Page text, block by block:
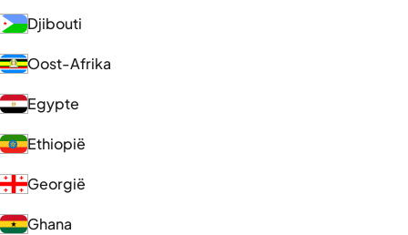
Djibouti
Oost-Afrika
Egypte
Ethiopië
Georgië
Ghana